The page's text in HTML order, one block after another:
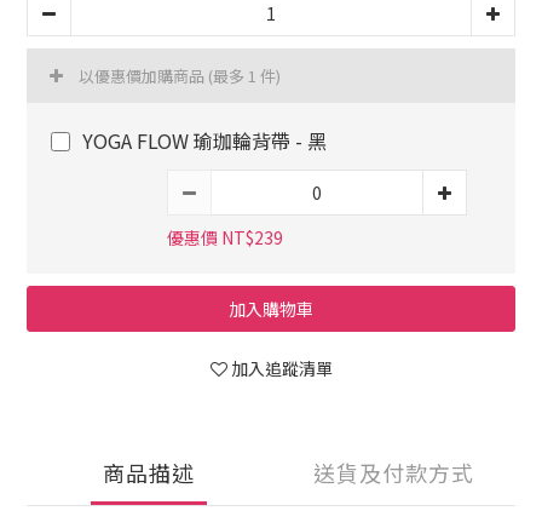
以優惠價加購商品 (最多 1 件)
YOGA FLOW 瑜珈輪背帶 - 黑
優惠價 NT$239
加入購物車
加入追蹤清單
商品描述 送貨及付款方式